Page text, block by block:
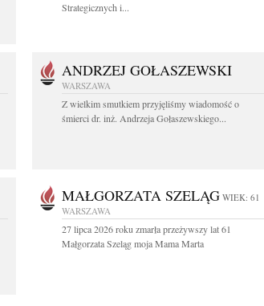
Strategicznych i...
ANDRZEJ GOŁASZEWSKI
WARSZAWA
Z wielkim smutkiem przyjęliśmy wiadomość o
śmierci dr. inż. Andrzeja Gołaszewskiego...
MAŁGORZATA SZELĄG WIEK: 61
WARSZAWA
27 lipca 2026 roku zmarła przeżywszy lat 61
Małgorzata Szeląg moja Mama Marta